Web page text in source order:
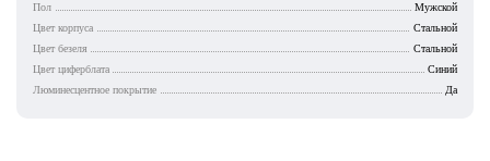
Пол
Мужской
Цвет корпуса
Стальной
Цвет безеля
Стальной
Цвет циферблата
Синий
Люминесцентное покрытие
Да